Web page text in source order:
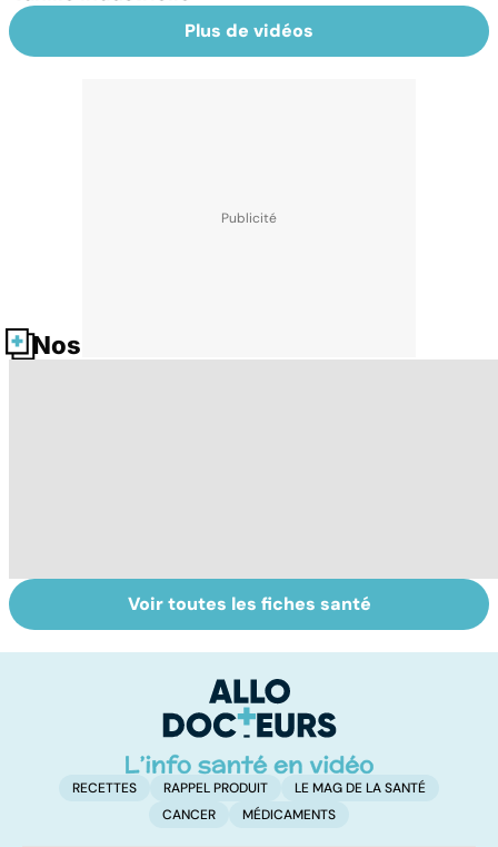
Plus de vidéos
Nos fiches santé
Le TDAH, un
trouble de
hyperactivité
Narcolepsie : des
crises de
involontaires
Voir toutes les fiches santé
RECETTES RAPPEL PRODUIT
LE MAG DE LA SANTÉ
CANCER
MÉDICAMENTS